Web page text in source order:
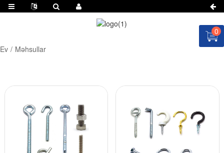
0
Ev
Məhsullar